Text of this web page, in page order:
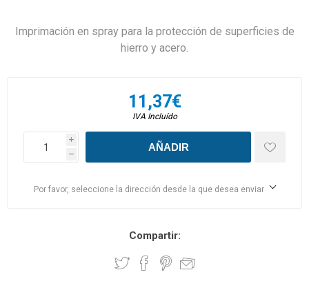
Imprimación en spray para la protección de superficies de
hierro y acero.
11,37€
IVA Incluído
i
h
Por favor, seleccione la dirección desde la que desea enviar
Compartir: